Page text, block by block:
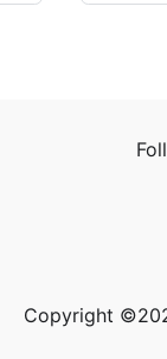
Copyright